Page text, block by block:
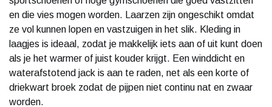
en die vies mogen worden. Laarzen zijn ongeschikt omdat
ze vol kunnen lopen en vastzuigen in het slik. Kleding in
laagjes is ideaal, zodat je makkelijk iets aan of uit kunt doen
als je het warmer of juist kouder krijgt. Een winddicht en
waterafstotend jack is aan te raden, net als een korte of
driekwart broek zodat de pijpen niet continu nat en zwaar
worden.